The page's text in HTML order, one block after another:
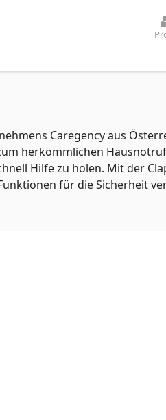
Caregency aus
herkömmlichen
Hilfe zu holen. Mit der
für die Sicherheit